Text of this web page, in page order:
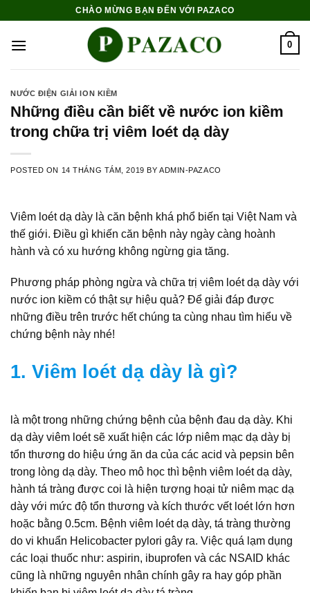
content
CHÀO MỪNG BẠN ĐẾN VỚI PAZACO
0
NƯỚC ĐIỆN GIẢI ION KIỀM
Những điều cần biết về nước ion kiềm
trong chữa trị viêm loét dạ dày
POSTED ON 14 THÁNG TÁM, 2019 BY ADMIN-PAZACO
Viêm loét dạ dày là căn bệnh khá phổ biến tại Việt Nam và
thế giới. Điều gì khiến căn bệnh này ngày càng hoành
hành và có xu hướng không ngừng gia tăng.
Phương pháp phòng ngừa và chữa trị viêm loét dạ dày với
nước ion kiềm có thật sự hiệu quả? Để giải đáp được
những điều trên trước hết chúng ta cùng nhau tìm hiểu về
chứng bệnh này nhé!
1. Viêm loét dạ dày là gì?
là một trong những chứng bệnh của bệnh đau dạ dày. Khi
dạ dày viêm loét sẽ xuất hiện các lớp niêm mạc dạ dày bị
tổn thương do hiệu ứng ăn da của các acid và pepsin bên
trong lòng dạ dày. Theo mô học thì bệnh viêm loét dạ dày,
hành tá tràng được coi là hiện tượng hoại tử niêm mạc dạ
dày với mức độ tổn thương và kích thước vết loét lớn hơn
hoặc bằng 0.5cm. Bệnh viêm loét dạ dày, tá tràng thường
do vi khuẩn Helicobacter pylori gây ra. Việc quá lạm dụng
các loại thuốc như: aspirin, ibuprofen và các NSAID khác
cũng là những nguyên nhân chính gây ra hay góp phần